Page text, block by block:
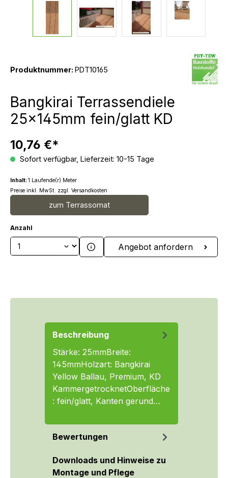
Produktnummer: PDT10165
Bangkirai Terrassendiele
25x145mm fein/glatt KD
10,76 €*
Sofort verfügbar, Lieferzeit: 10-15 Tage
Inhalt:1 Laufende(r) Meter
Preise inkl. MwSt. zzgl. Versandkosten
zum Terrassomat
Anzahl
Produkt Anzahl: Gib denAngebot anfordern
Beschreibung
Stärke: 25mmBreite:
145mmHolzart: Bangkirai
Yellow Ballau, Premium, KD
KammergetrocknetOberfläche
: fein/glatt, Kanten gerund…
Bewertungen
Downloads und Hinweise zu
Montage und Pflege